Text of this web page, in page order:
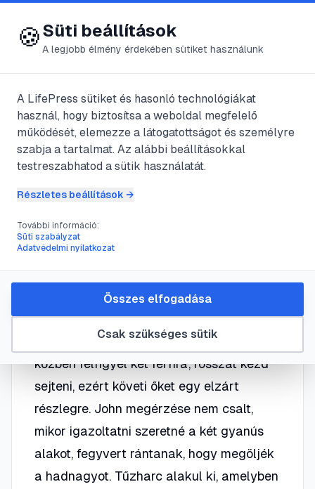
😍 LifePress
@untermann
2024. április 19. ·2perc olvasás
Még drágább az
életed (Die Hard 2)
#Még drágább az életed (Die Hard 2)
John McClane izgatottan várja, hogy
felesége Holly sikeresen megérkezhessen
a Washingtoni repülőtérre. Várakozás
közben felfigyel két férfira, rosszat kezd
sejteni, ezért követi őket egy elzárt
részlegre. John megérzése nem csalt,
mikor igazoltatni szeretné a két gyanús
alakot, fegyvert rántanak, hogy megöljék
a hadnagyot. Tűzharc alakul ki, amelyben
🍪Süti beállítások
A legjobb élmény érdekében sütiket használunk
A LifePress sütiket és hasonló technológiákat
használ, hogy biztosítsa a weboldal megfelelő
működését, elemezze a látogatottságot és személyre
szabja a tartalmat. Az alábbi beállításokkal
testreszabhatod a sütik használatát.
Részletes beállítások →
További információ:
Süti szabályzat
Adatvédelmi nyilatkozat
Csak szükséges sütik
Összes elfogadása